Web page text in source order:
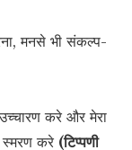
मनसे भी संकल्प-
करे और मेरा
स्मरण करे (टिप्पणी